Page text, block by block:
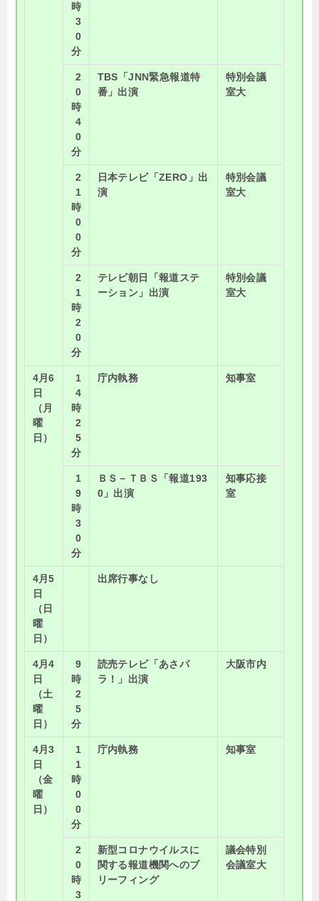
時
3
0
分
2
0
時
4
0
分
TBS「JNN緊急報道特
番」出演
特別会議
室大
2
1
時
0
0
分
日本テレビ「ZERO」出
演
特別会議
室大
2
1
時
2
0
分
テレビ朝日「報道ステ
ーション」出演
特別会議
室大
4月6
日
（月
曜
日）
1
4
時
2
5
分
庁内執務 知事室
1
9
時
3
0
分
ＢＳ－ＴＢＳ「報道193
0」出演
知事応接
室
4月5
日
（日
曜
日）
出席行事なし
4月4
日
（土
曜
日）
9
時
2
5
分
読売テレビ「あさパ
ラ！」出演
大阪市内
4月3
日
（金
曜
日）
1
1
時
0
0
分
庁内執務 知事室
2
0
時
3
新型コロナウイルスに
関する報道機関へのブ
リーフィング
議会特別
会議室大